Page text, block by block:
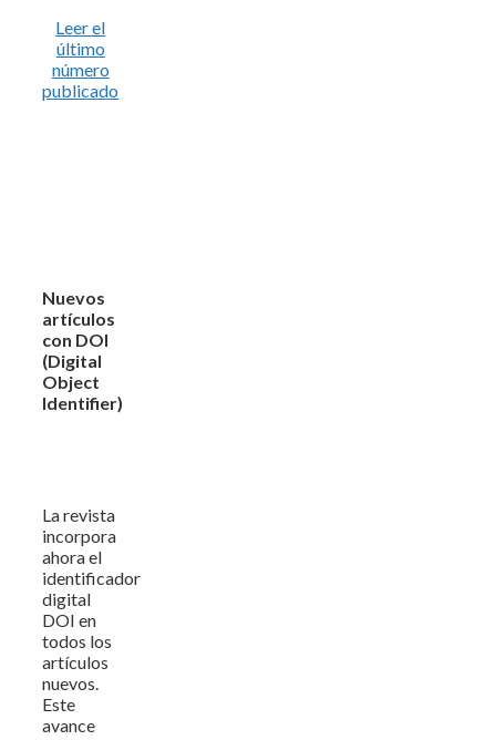
Leer el
último
número
publicado
Nuevos
artículos
con DOI
(Digital
Object
Identifier)
La revista
incorpora
ahora el
identificador
digital
DOI en
todos los
artículos
nuevos.
Este
avance